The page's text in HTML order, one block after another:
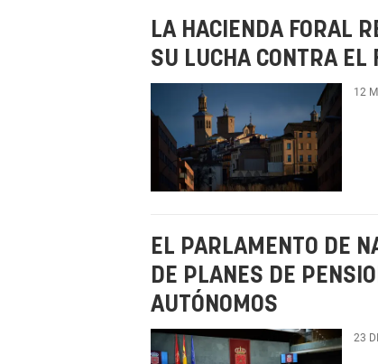
LA HACIENDA FORAL
SU LUCHA CONTRA EL
12
EL PARLAMENTO DE
DE PLANES DE
AUTÓNOMOS
23